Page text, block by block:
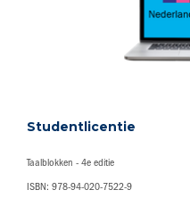
Studentlicentie
Taalblokken - 4e editie
ISBN: 978-94-020-7522-9